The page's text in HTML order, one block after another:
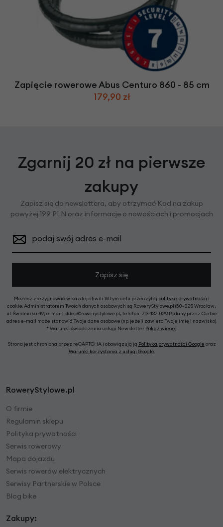
Zapięcie rowerowe Abus Centuro 860 - 85 cm
179,90 zł
Zgarnij 20 zł na pierwsze
zakupy
Zapisz się do newslettera, aby otrzymać Kod na zakup
powyżej 199 PLN oraz informacje o nowościach i promocjach
podaj swój adres e-mail
Zapisz się
Możesz zrezygnować w każdej chwili. W tym celu przeczytaj politykę prywatności i
cookie. Administratorem Twoich danych osobowych są RoweryStylowe.pl (50-028 Wrocław,
ul. Świdnicka 49; e-mail: sklep@rowerystylowe.pl, telefon: 713 432 029. Podany przez Ciebie
adres e-mail może stanowić Twoje dane osobowe (np. jeżeli zawiera Twoje imię i nazwisko).
* Warunki świadczenia usługi Newsletter Pokaż więcej
Strona jest chroniona przez reCAPTCHA i obowiązują ją Polityka prywatności Google oraz
Warunki korzystania z usługi Google.
RoweryStylowe.pl
O firmie
Regulamin sklepu
Polityka prywatności
Serwis rowerowy
Mapa dojazdu
Serwis rowerów elektrycznych
Serwisy Partnerskie w Polsce
Blog bike
Zakupy: